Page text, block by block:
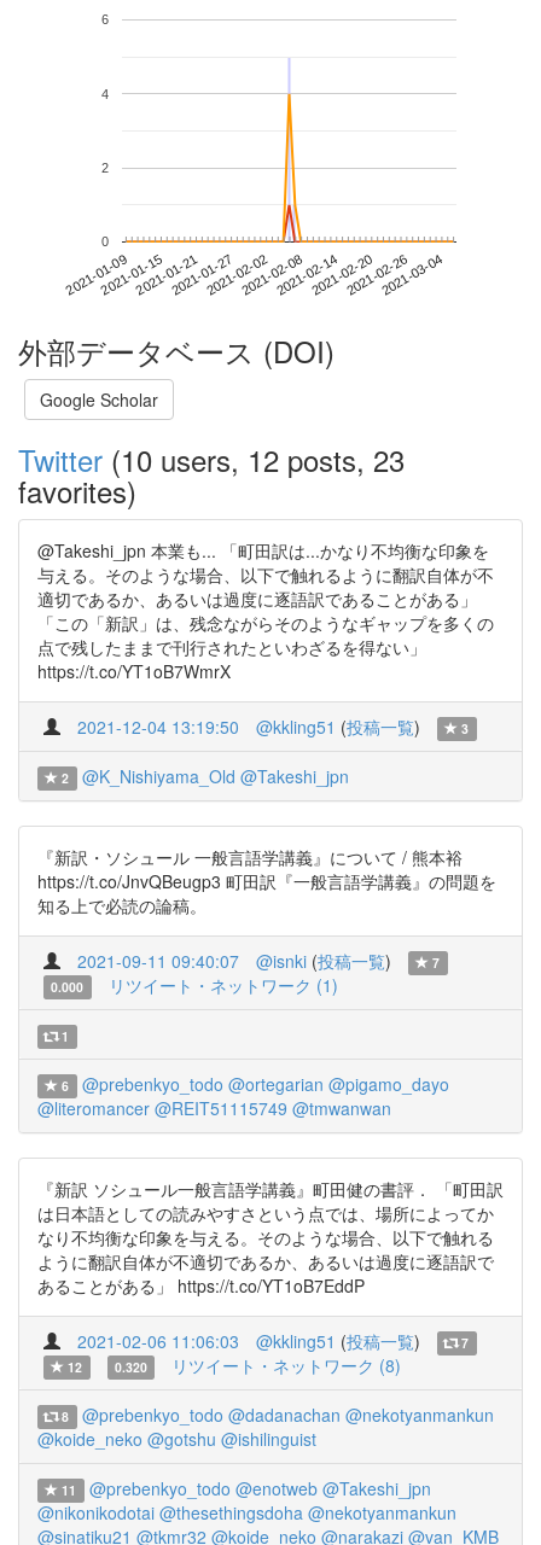
2021-01-092021-01-152021-01-212021-01-272021-02-022021-02-082021-02-142021-02-202021-02-262021-03-04
0
2
4
6
外部データベース (DOI)
Google Scholar
Twitter (10 users, 12 posts, 23
favorites)
@Takeshi_jpn 本業も... 「町田訳は...かなり不均衡な印象を
与える。そのような場合、以下で触れるように翻訳自体が不
適切であるか、あるいは過度に逐語訳であることがある」
「この「新訳」は、残念ながらそのようなギャップを多くの
点で残したままで刊行されたといわざるを得ない」
https://t.co/YT1oB7WmrX
2021-12-04 13:19:50 @kkling51 (投稿一覧) 3
2 @K_Nishiyama_Old @Takeshi_jpn
『新訳・ソシュール 一般言語学講義』について / 熊本裕
https://t.co/JnvQBeugp3 町田訳『一般言語学講義』の問題を
知る上で必読の論稿。
2021-09-11 09:40:07 @isnki (投稿一覧)
7
0.000
リツイート・ネットワーク (1)
1
6 @prebenkyo_todo @ortegarian @pigamo_dayo
@literomancer @REIT51115749 @tmwanwan
『新訳 ソシュール一般言語学講義』町田健の書評． 「町田訳
は日本語としての読みやすさという点では、場所によってか
なり不均衡な印象を与える。そのような場合、以下で触れる
ように翻訳自体が不適切であるか、あるいは過度に逐語訳で
あることがある」 https://t.co/YT1oB7EddP
2021-02-06 11:06:03 @kkling51 (投稿一覧)
7
12
0.320 リツイート・ネットワーク (8)
8 @prebenkyo_todo @dadanachan @nekotyanmankun
@koide_neko @gotshu @ishilinguist
11 @prebenkyo_todo @enotweb @Takeshi_jpn
@nikonikodotai @thesethingsdoha @nekotyanmankun
@sinatiku21 @tkmr32 @koide_neko @narakazi @van_KMB